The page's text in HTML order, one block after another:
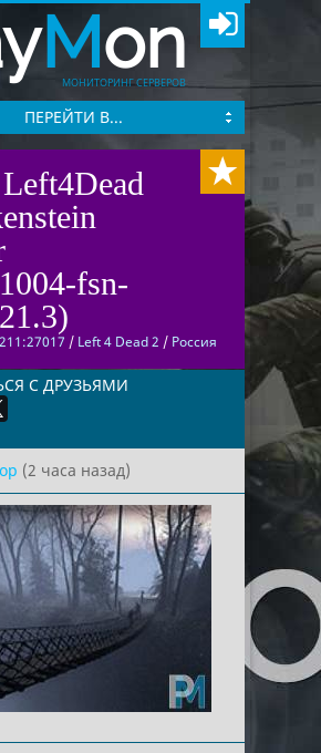
Mon
МОНИТОРИНГ СЕРВЕРОВ
ПЕРЕЙТИ В...
fsn-
/ Left 4 Dead 2 / Россия
С ДРУЗЬЯМИ
(2 часа назад)